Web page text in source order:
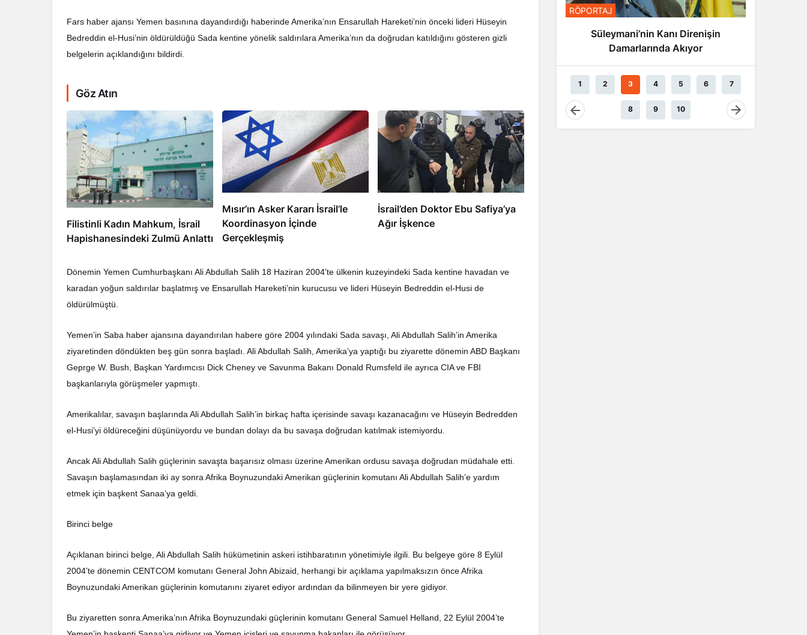
Fars haber ajansı Yemen basınına dayandırdığı haberinde Amerika’nın Ensarullah Hareketi’nin önceki lideri Hüseyin
Bedreddin el-Husi’nin öldürüldüğü Sada kentine yönelik saldırılara Amerika’nın da doğrudan katıldığını gösteren gizli
belgelerin açıklandığını bildirdi.
Göz Atın
Filistinli Kadın Mahkum, İsrail
Hapishanesindeki Zulmü Anlattı
Mısır’ın Asker Kararı İsrail’le
Koordinasyon İçinde
Gerçekleşmiş
İsrail’den Doktor Ebu Safiya’ya
Ağır İşkence
Dönemin Yemen Cumhurbaşkanı Ali Abdullah Salih 18 Haziran 2004’te ülkenin kuzeyindeki Sada kentine havadan ve
karadan yoğun saldırılar başlatmış ve Ensarullah Hareketi’nin kurucusu ve lideri Hüseyin Bedreddin el-Husi de
öldürülmüştü.
Yemen’in Saba haber ajansına dayandırılan habere göre 2004 yılındaki Sada savaşı, Ali Abdullah Salih’in Amerika
ziyaretinden döndükten beş gün sonra başladı. Ali Abdullah Salih, Amerika’ya yaptığı bu ziyarette dönemin ABD Başkanı
Geprge W. Bush, Başkan Yardımcısı Dick Cheney ve Savunma Bakanı Donald Rumsfeld ile ayrıca CIA ve FBI
başkanlarıyla görüşmeler yapmıştı.
Amerikalılar, savaşın başlarında Ali Abdullah Salih’in birkaç hafta içerisinde savaşı kazanacağını ve Hüseyin Bedredden
el-Husi’yi öldüreceğini düşünüyordu ve bundan dolayı da bu savaşa doğrudan katılmak istemiyordu.
Ancak Ali Abdullah Salih güçlerinin savaşta başarısız olması üzerine Amerikan ordusu savaşa doğrudan müdahale etti.
Savaşın başlamasından iki ay sonra Afrika Boynuzundaki Amerikan güçlerinin komutanı Ali Abdullah Salih’e yardım
etmek için başkent Sanaa’ya geldi.
Birinci belge
Açıklanan birinci belge, Ali Abdullah Salih hükümetinin askeri istihbaratının yönetimiyle ilgili. Bu belgeye göre 8 Eylül
2004’te dönemin CENTCOM komutanı General John Abizaid, herhangi bir açıklama yapılmaksızın önce Afrika
Boynuzundaki Amerikan güçlerinin komutanını ziyaret ediyor ardından da bilinmeyen bir yere gidiyor.
Bu ziyaretten sonra Amerika’nın Afrika Boynuzundaki güçlerinin komutanı General Samuel Helland, 22 Eylül 2004’te
Dahlan, Normalleşme Sonrası
Bahreynli Muhalif Din Adamı 6
RÖPORTAJ
Süleymani’nin Kanı Direnişin
Damarlarında Akıyor
1 2 3 4 5 6 7
8 9 10